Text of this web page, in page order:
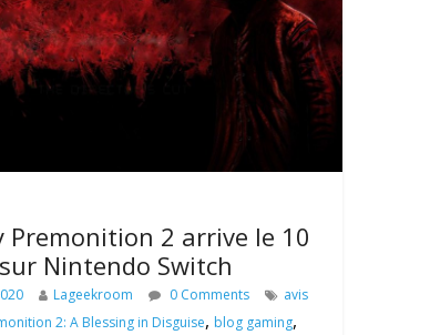
Premonition 2 arrive le 10
Nintendo Switch
Lageekroom 0 Comments
avis
2: A Blessing in Disguise, blog gaming,